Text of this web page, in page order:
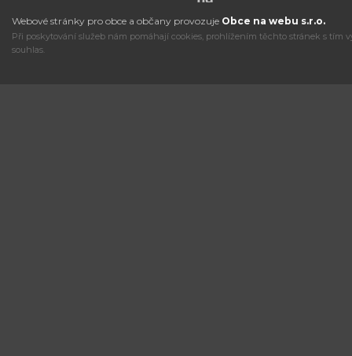
Webové stránky pro obce a občany provozuje Obce na webu s.r.o.
Při poskytování služeb nám pomáhají cookies, prohlížením těchto stránek s tím
souhlas.